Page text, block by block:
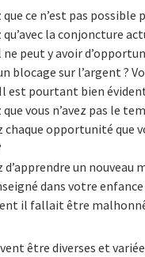
que ce n’est pas
qu’avec la conjoncture
ne peut y avoir
blocage sur l’argent ?
est pourtant bien
vous n’avez pas le
chaque opportunité que
d’apprendre un nouveau
dans votre
il fallait être
être diverses et